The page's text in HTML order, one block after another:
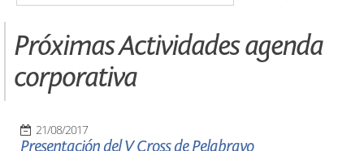
Próximas Actividades agenda
corporativa
21/08/2017
Presentación del V Cross de Pelabravo